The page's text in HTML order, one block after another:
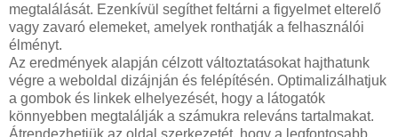
megtalálását. Ezenkívül segíthet feltárni a figyelmet elterelő
vagy zavaró elemeket, amelyek ronthatják a felhasználói
élményt.
Az eredmények alapján célzott változtatásokat hajthatunk
végre a weboldal dizájnján és felépítésén. Optimalizálhatjuk
a gombok és linkek elhelyezését, hogy a látogatók
könnyebben megtalálják a számukra releváns tartalmakat.
Átrendezhetjük az oldal szerkezetét, hogy a legfontosabb